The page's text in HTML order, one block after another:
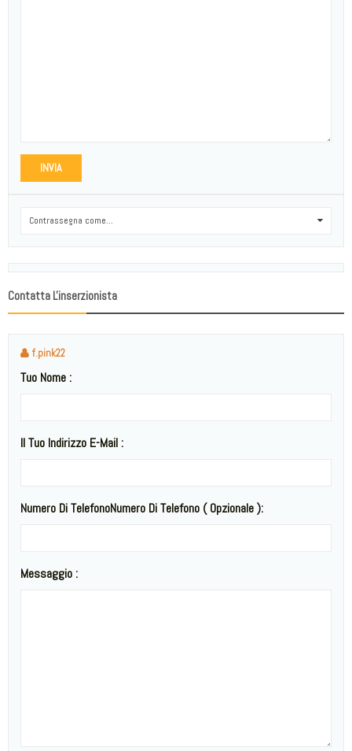
INVIA
Contrassegna come...
Contatta L'inserzionista
f.pink22
Tuo Nome :
Il Tuo Indirizzo E-Mail :
Numero Di TelefonoNumero Di Telefono ( Opzionale ):
Messaggio :